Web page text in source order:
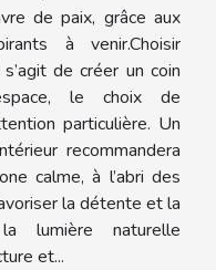
de paix, grâce aux
à venir.Choisir
de créer un coin
le choix de
particulière. Un
recommandera
calme, à l’abri des
la détente et la
lumière naturelle
et...